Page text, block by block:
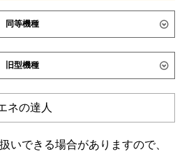
同等機種
SZRH63CV
GCEA06311JXU
ERMP63SKL6
旧型機種
SZRH63BYNV
SZRJH63BJV
SZRU63BJNV
ネの達人
いできる場合がありますので、